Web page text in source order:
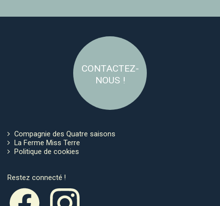
CONTACTEZ-
NOUS !
Compagnie des Quatre saisons
La Ferme Miss Terre
Politique de cookies
Restez connecté !